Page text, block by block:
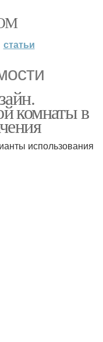
статьи
комнаты в
использования